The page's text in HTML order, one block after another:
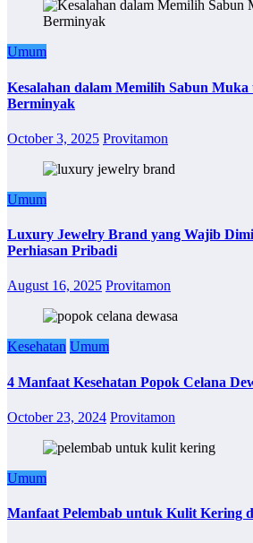
Umum
Kesalahan dalam Memilih Sabun
Berminyak
October 3, 2025 Provitamon
Umum
Luxury Jewelry Brand yang Wajib
Perhiasan Pribadi
August 16, 2025 Provitamon
Kesehatan Umum
4 Manfaat Kesehatan Popok Celana
October 23, 2024 Provitamon
Umum
Manfaat Pelembab untuk Kulit Kering